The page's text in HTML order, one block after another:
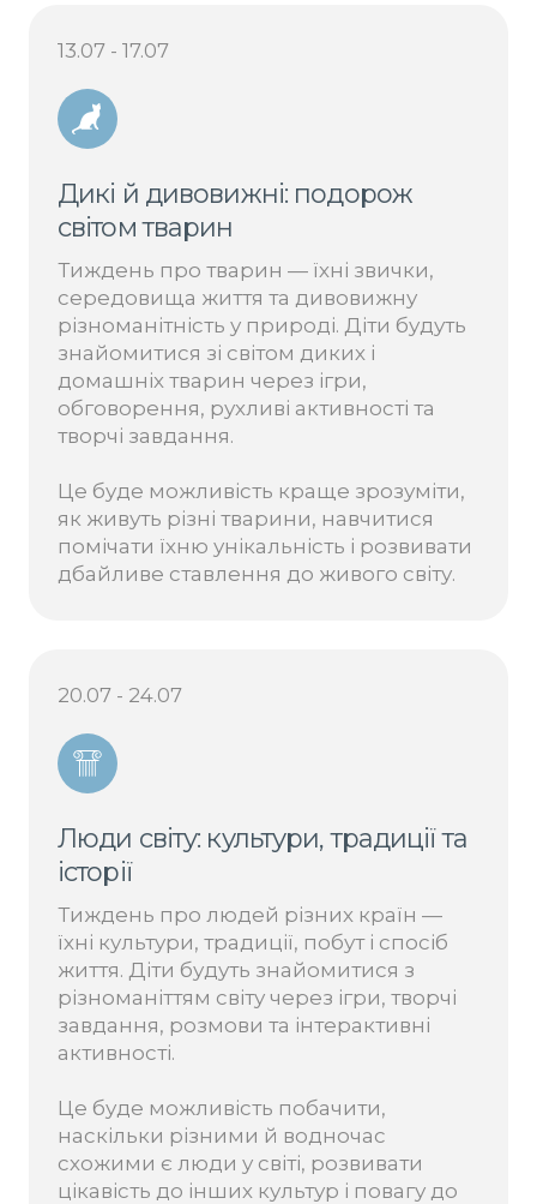
13.07 - 17.07
Дикі й дивовижні: подорож
світом тварин
Тиждень про тварин — їхні звички,
середовища життя та дивовижну
різноманітність у природі. Діти будуть
знайомитися зі світом диких і
домашніх тварин через ігри,
обговорення, рухливі активності та
творчі завдання.
Це буде можливість краще зрозуміти,
як живуть різні тварини, навчитися
помічати їхню унікальність і розвивати
дбайливе ставлення до живого світу.
20.07 - 24.07
Люди світу: культури, традиції та
історії
Тиждень про людей різних країн —
їхні культури, традиції, побут і спосіб
життя. Діти будуть знайомитися з
різноманіттям світу через ігри, творчі
завдання, розмови та інтерактивні
активності.
Це буде можливість побачити,
наскільки різними й водночас
схожими є люди у світі, розвивати
цікавість до інших культур і повагу до